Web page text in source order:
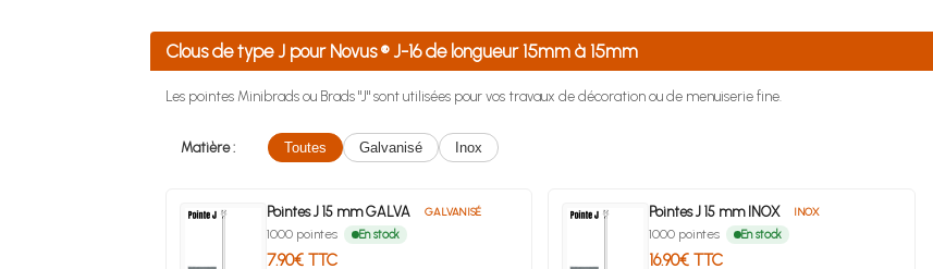
Clous de type J pour Novus ® J-16 de longueur 15mm à 15mm
Les pointes Minibrads ou Brads "J" sont utilisées pour vos travaux de décoration ou de menuiserie fine.
Matière : Toutes Galvanisé Inox
Pointes J 15 mm GALVA GALVANISÉ
1000 pointes En stock
7.90€ TTC
Pointes J 15 mm INOX INOX
1000 pointes En stock
16.90€ TTC